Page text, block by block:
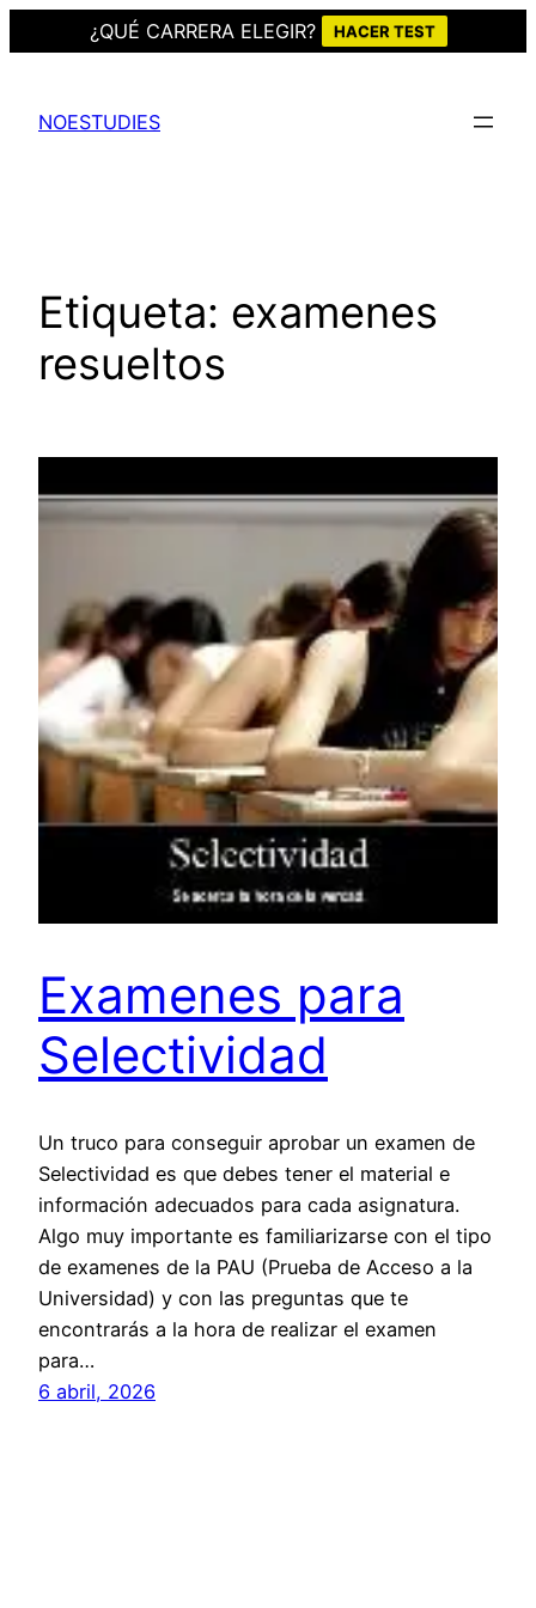
¿QUÉ CARRERA ELEGIR? HACER TEST
contenido
NOESTUDIES
Etiqueta: examenes
resueltos
Examenes para
Selectividad
Un truco para conseguir aprobar un examen de
Selectividad es que debes tener el material e
información adecuados para cada asignatura.
Algo muy importante es familiarizarse con el tipo
de examenes de la PAU (Prueba de Acceso a la
Universidad) y con las preguntas que te
encontrarás a la hora de realizar el examen
para…
6 abril, 2026